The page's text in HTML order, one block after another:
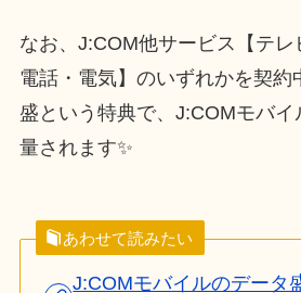
なお、J:COM他サービス【テレ
電話・電気】のいずれかを契約
盛という特典で、J:COMモバイ
量されます✨
あわせて読みたい
J:COMモバイルのデータ